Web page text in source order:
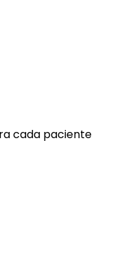
cada paciente